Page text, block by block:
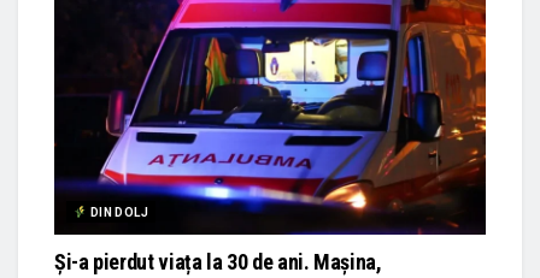
DIN DOLJ
Și-a pierdut viața la 30 de ani. Mașina,